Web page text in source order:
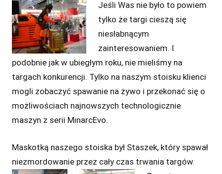
Jeśli Was nie było to powiem
tylko że targi cieszą się
niesłabnącym
zainteresowaniem. I
podobnie jak w ubiegłym roku, nie mieliśmy na
targach konkurencji. Tylko na naszym stoisku klienci
mogli zobaczyć spawanie na żywo i przekonać się o
możliwościach najnowszych technologicznie
maszyn z serii MinarcEvo.
Maskotką naszego stoiska był Staszek, który spawał
niezmordowanie przez cały czas trwania targów.